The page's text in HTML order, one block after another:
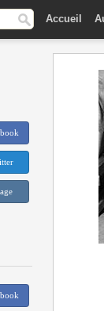
Accueil